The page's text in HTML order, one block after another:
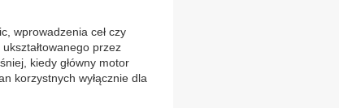
wprowadzenia ceł czy
przez
kiedy główny motor
korzystnych wyłącznie dla